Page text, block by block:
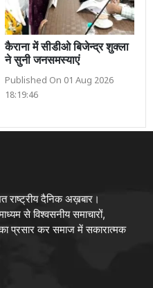
कैराना में सीडीओ बिजेन्द्र शुक्ला
ने सुनी जनसमस्याएं
Published On 01 Aug 2026
18:19:46
राष्ट्रीय दैनिक अख़बार।
से विश्वसनीय समाचारों,
प्रसार कर समाज में सकारात्मक